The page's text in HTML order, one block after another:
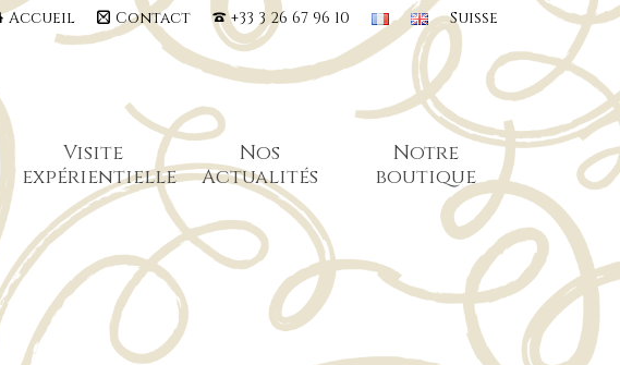
Accueil Contact +33 3 26 67 96 10 Suisse
Visite
expérientielle
Nos
Actualités
Notre
boutique